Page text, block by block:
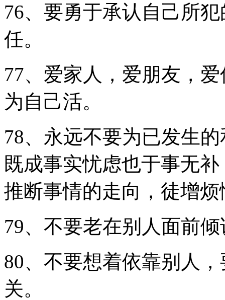
76、要勇于承认自己所
任。
77、爱家人，爱朋友，
为自己活。
78、永远不要为已发生
既成事实忧虑也于事无
推断事情的走向，徒增
79、不要老在别人面前
80、不要想着依靠别人
关。